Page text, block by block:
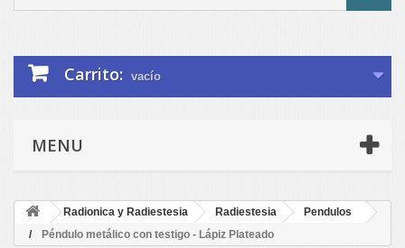
Carrito: vacío
MENU
Radionica y Radiestesia Radiestesia
Pendulos
Péndulo metálico con testigo - Lápiz Plateado